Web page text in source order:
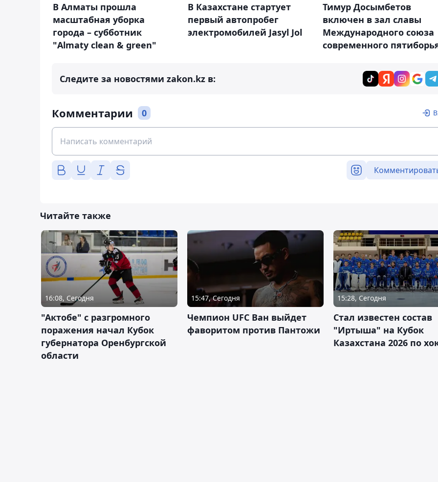
В Алматы прошла
масштабная уборка
города – субботник
"Almaty clean & green"
В Казахстане стартует
первый автопробег
электромобилей Jasyl Jol
Тимур Досымбетов
включен в зал славы
Международного союза
современного
Следите за новостями zakon.kz в:
Комментарии 0
Читайте также
16:08, Сегодня
"Актобе" с разгромного
поражения начал Кубок
губернатора Оренбургской
области
15:47, Сегодня
Чемпион UFC Ван выйдет
фаворитом против Пантожи
15:28, Сегодня
Стал известен состав
"Иртыша" на Кубок
Казахстана 2026 по